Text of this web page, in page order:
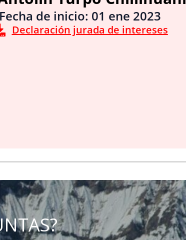
Fecha de inicio: 01 ene 2023
Declaración jurada de intereses